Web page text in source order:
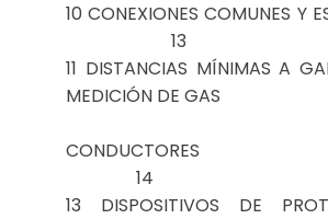
10 CONEXIONES COMUNES Y
13
11 DISTANCIAS MÍNIMAS A
MEDICIÓN DE
13
14
13 DISPOSITIVOS DE